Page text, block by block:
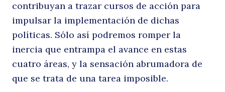
contribuyan a trazar cursos de acción para
impulsar la implementación de dichas
políticas. Sólo así podremos romper la
inercia que entrampa el avance en estas
cuatro áreas, y la sensación abrumadora de
que se trata de una tarea imposible.